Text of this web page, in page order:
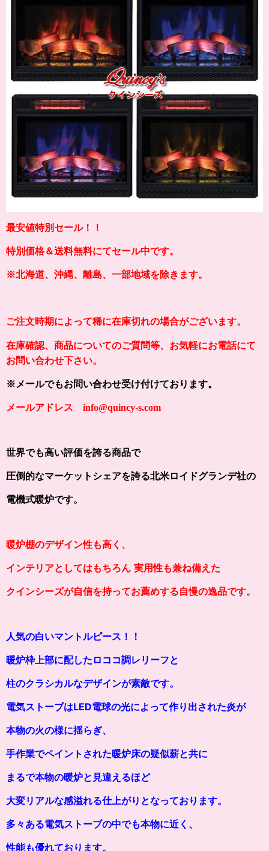
最安値特別セール！！
特別価格＆送料無料にてセール中です。
※北海道、沖縄、離島、一部地域を除きます。
ご注文時期によって稀に在庫切れの場合がございます。
在庫確認、商品についてのご質問等、お気軽にお電話にて
お問い合わせ下さい。
※メールでもお問い合わせ受け付けております。
メールアドレス info@quincy-s.com
世界でも高い評価を誇る商品で
圧倒的なマーケットシェアを誇る北米ロイドグランデ社の
電機式暖炉です。
暖炉棚のデザイン性も高く、
インテリアとしてはもちろん 実用性も兼ね備えた
クインシーズが自信を持ってお薦めする自慢の逸品です。
人気の白いマントルピース！！
暖炉枠上部に配したロココ調レリーフと
柱のクラシカルなデザインが素敵です。
電気ストーブはLED電球の光によって作り出された炎が
本物の火の様に揺らぎ、
手作業でペイントされた暖炉床の疑似薪と共に
まるで本物の暖炉と見違えるほど
大変リアルな感溢れる仕上がりとなっております。
多々ある電気ストーブの中でも本物に近く、
性能も優れております。